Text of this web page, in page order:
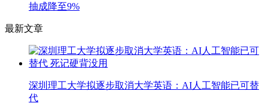
抽成降至9%
最新文章
深圳理工大学拟逐步取消大学英语：AI人工智能已可替
代